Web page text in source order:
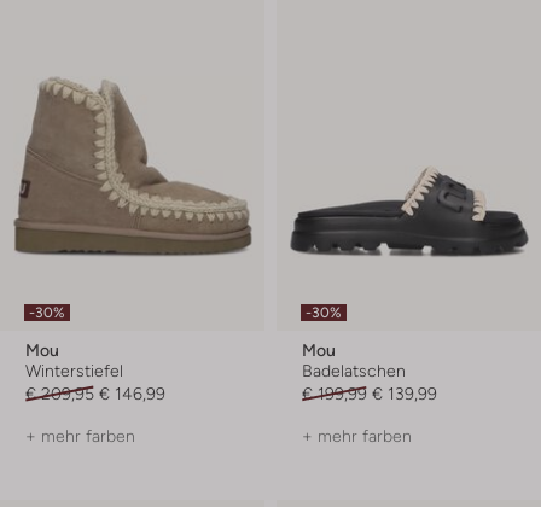
-30%
Mou
Winterstiefel
€ 209,95 € 146,99
+ mehr farben
-30%
Mou
Badelatschen
€ 199,99 € 139,99
+ mehr farben